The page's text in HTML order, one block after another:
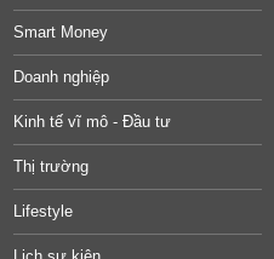
Smart Money
Doanh nghiệp
Kinh tế vĩ mô - Đầu tư
Thị trường
Lifestyle